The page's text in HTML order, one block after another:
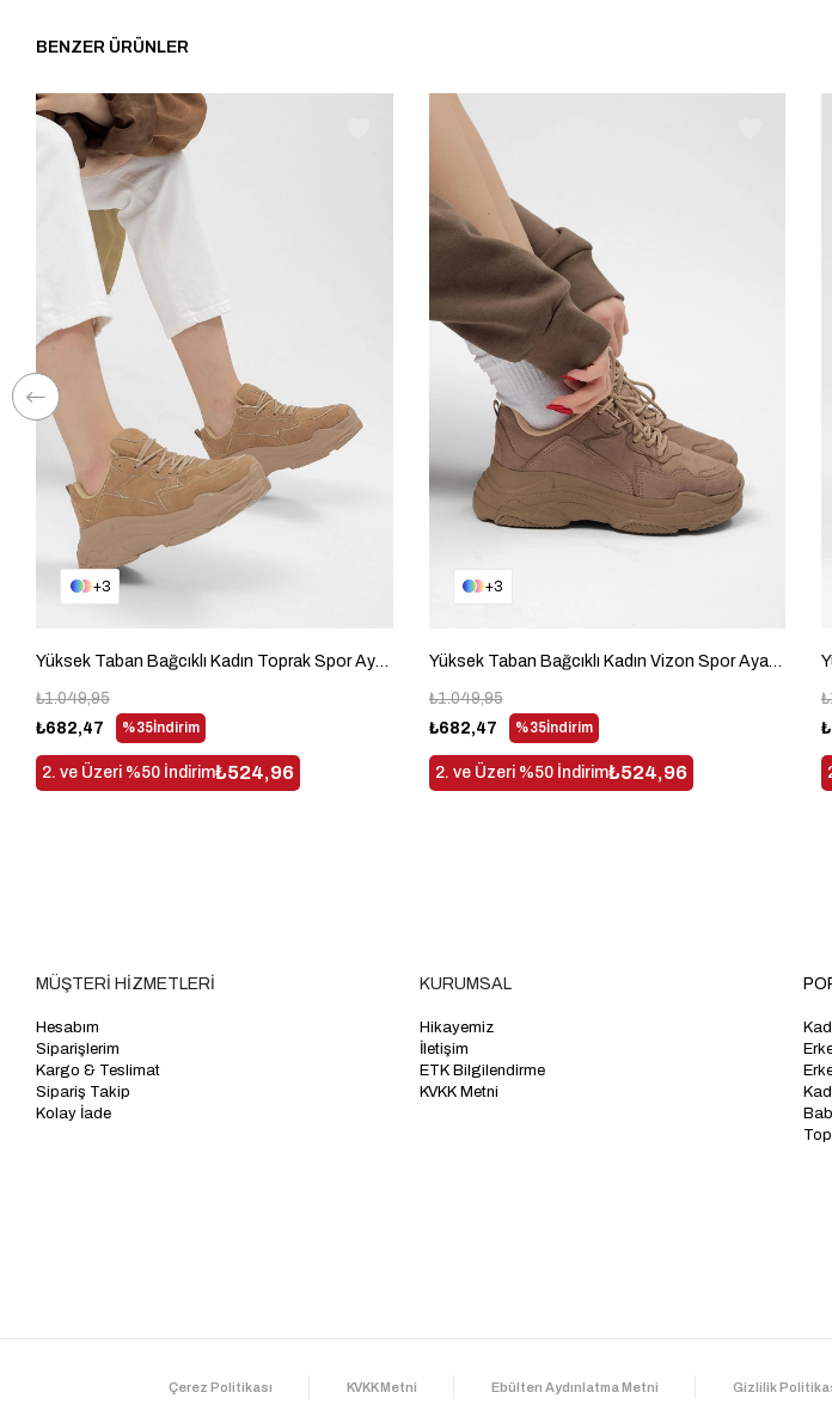
BENZER ÜRÜNLER
3
Yüksek Taban Bağcıklı Kadın Toprak Spor Ayakkabı BLS-Q-1
%35İndirim
₺682,47
₺1.049,95
2. ve Üzeri %50 İndirim₺524,96
3
Yüksek Taban Bağcıklı Kadın Vizon Spor Ayakkabı BLS-Q-1
%35İndirim
₺682,47
₺1.049,95
2. ve Üzeri %50 İndirim₺524,96
MÜŞTERİ HİZMETLERİ
Hesabım
Siparişlerim
Kargo & Teslimat
Sipariş Takip
Kolay İade
KURUMSAL
Hikayemiz
İletişim
ETK Bilgilendirme
KVKK Metni
Çerez Politikası KVKK Metni Ebülten Aydınlatma Metni Gizlilik